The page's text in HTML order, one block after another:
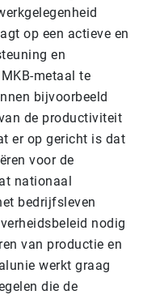
op een actieve en
en
metaal te
bijvoorbeeld
de productiviteit
er op gericht is dat
voor de
nationaal
bedrijfsleven
nodig
van productie en
werkt graag
die de